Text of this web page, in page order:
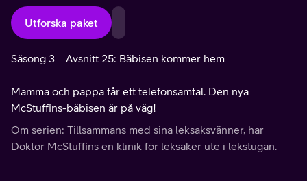
Utforska paket
Säsong 3 Avsnitt 25: Bäbisen kommer hem
Mamma och pappa får ett telefonsamtal. Den nya
McStuffins-bäbisen är på väg!
Om serien: Tillsammans med sina leksaksvänner, har
Doktor McStuffins en klinik för leksaker ute i lekstugan.